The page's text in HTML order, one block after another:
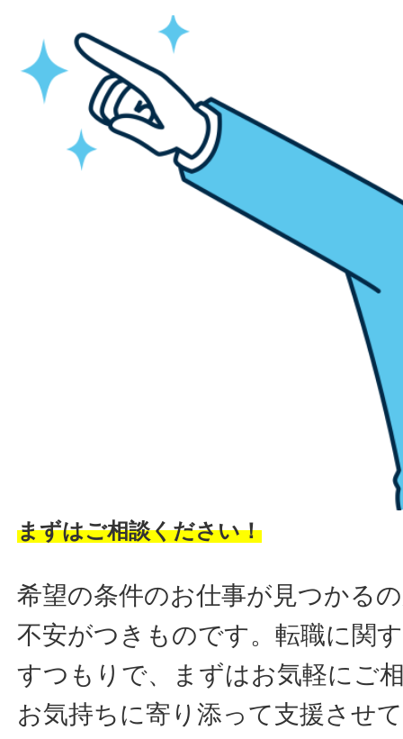
まずはご相談ください！
希望の条件のお仕事が見つかる
不安がつきものです。転職に関
すつもりで、まずはお気軽にご
お気持ちに寄り添って支援させ